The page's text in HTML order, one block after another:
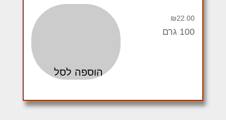
₪22.00
הוספה לסל
100 גרם